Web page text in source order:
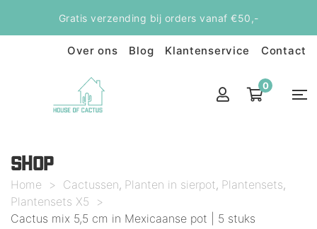
Gratis verzending bij orders vanaf €50,-
Over ons Blog Klantenservice Contact
0
SHOP
Home > Cactussen, Planten in sierpot, Plantensets,
Plantensets X5
>
Cactus mix 5,5 cm in Mexicaanse pot | 5 stuks